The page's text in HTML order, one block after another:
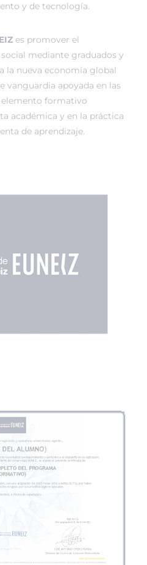
y de tecnología.
es promover el
mediante graduados y
la nueva economía global
vanguardia apoyada en las
formativo
académica y en la práctica
de aprendizaje.